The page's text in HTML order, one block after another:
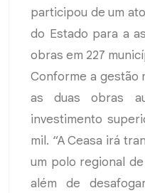
participou de um
do Estado para a
obras em 227
Conforme a gestão
as duas obras
investimento
mil. “A Ceasa irá
um polo regional
além de